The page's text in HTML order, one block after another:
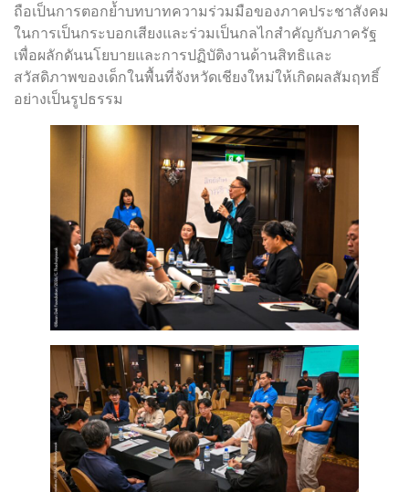
ถือเป็นการตอกย้ำบทบาทความร่วมมือของภาคประชาสังคม
ในการเป็นกระบอกเสียงและร่วมเป็นกลไกสำคัญกับภาครัฐ
เพื่อผลักดันนโยบายและการปฏิบัติงานด้านสิทธิและ
สวัสดิภาพของเด็กในพื้นที่จังหวัดเชียงใหม่ให้เกิดผลสัมฤทธิ์
อย่างเป็นรูปธรรม